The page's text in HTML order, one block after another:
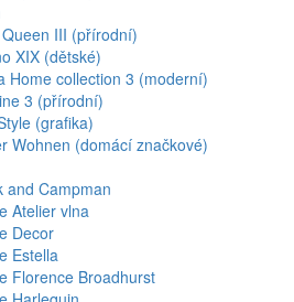
III (přírodní)
XIX (dětské)
Home collection 3 (moderní)
3 (přírodní)
(grafika)
Wohnen (domácí značkové)
and Campman
Atelier vlna
Decor
Estella
Florence Broadhurst